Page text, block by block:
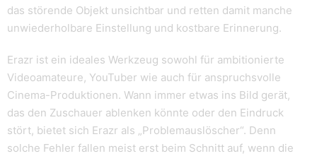
das störende Objekt unsichtbar und retten damit manche
unwiederholbare Einstellung und kostbare Erinnerung.
Erazr ist ein ideales Werkzeug sowohl für ambitionierte
Videoamateure, YouTuber wie auch für anspruchsvolle
Cinema-Produktionen. Wann immer etwas ins Bild gerät,
das den Zuschauer ablenken könnte oder den Eindruck
stört, bietet sich Erazr als „Problemauslöscher“. Denn
solche Fehler fallen meist erst beim Schnitt auf, wenn die